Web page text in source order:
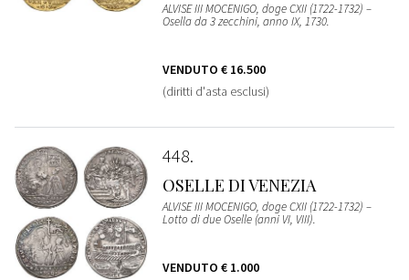
ALVISE III MOCENIGO, doge CXII (1722-1732) –
Osella da 3 zecchini, anno IX, 1730.
VENDUTO € 16.500
(diritti d'asta esclusi)
448
OSELLE DI VENEZIA
ALVISE III MOCENIGO, doge CXII (1722-1732) –
Lotto di due Oselle (anni VI, VIII).
VENDUTO € 1.000